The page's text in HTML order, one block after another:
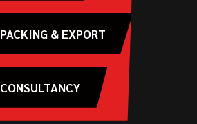
PACKING & EXPORT
CONSULTANCY